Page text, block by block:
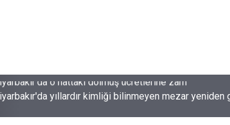
yıllardır kimliği bilinmeyen mezar yeniden